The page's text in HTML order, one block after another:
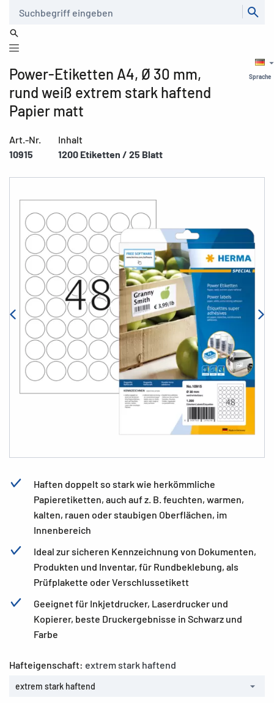
Sprache
Power-Etiketten A4, Ø 30 mm,
rund weiß extrem stark haftend
Papier matt
Art.-Nr.
10915
Inhalt
1200 Etiketten / 25 Blatt
Haften doppelt so stark wie herkömmliche
Papieretiketten, auch auf z. B. feuchten, warmen,
kalten, rauen oder staubigen Oberflächen, im
Innenbereich
Ideal zur sicheren Kennzeichnung von Dokumenten,
Produkten und Inventar, für Rundbeklebung, als
Prüfplakette oder Verschlussetikett
Geeignet für Inkjetdrucker, Laserdrucker und
Kopierer, beste Druckergebnisse in Schwarz und
Farbe
Hafteigenschaft: extrem stark haftend
extrem stark haftend